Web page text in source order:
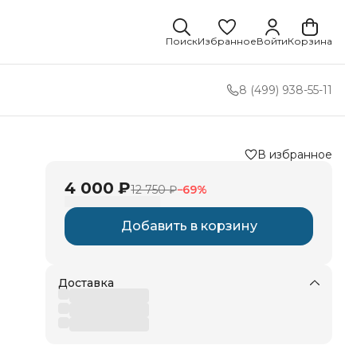
ПоискИзбранноеВойтиКорзина
8 (499) 938-55-11
В избранное
4 000 ₽12 750 ₽−69%
Добавить в корзину
Доставка